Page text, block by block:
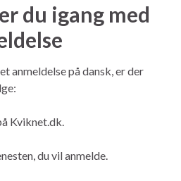
du igang med
anmeldelse på dansk, er der
Kviknet.dk.
du vil anmelde.